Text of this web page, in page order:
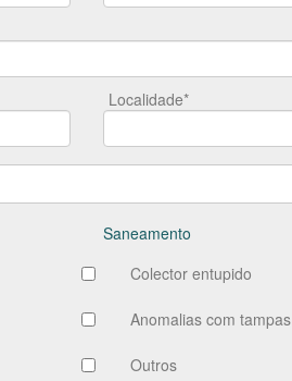
Localidade*
Saneamento
Colector entupido
Anomalias com tampas
Outros